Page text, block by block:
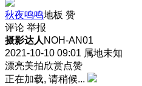
秋夜鸣鸣地板 赞
评论 举报
摄影达人 NOH-AN01
2021-10-10 09:01 属地未知
漂亮美拍欣赏点赞
正在加载, 请稍候...